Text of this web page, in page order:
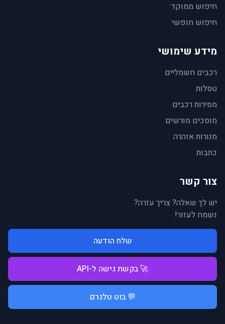
חיפוש ממוקד
חיפוש חופשי
מידע שימושי
רכבים חשמליים
טסלות
מסירות רכבים
מוסכים מורשים
מנורות אזהרה
כתבות
צור קשר
יש לך שאלה? צריך עזרה?
נשמח לעזור!
שלח הודעה
🚀 בקשת גישה ל-API
💬 בוט טלגרם